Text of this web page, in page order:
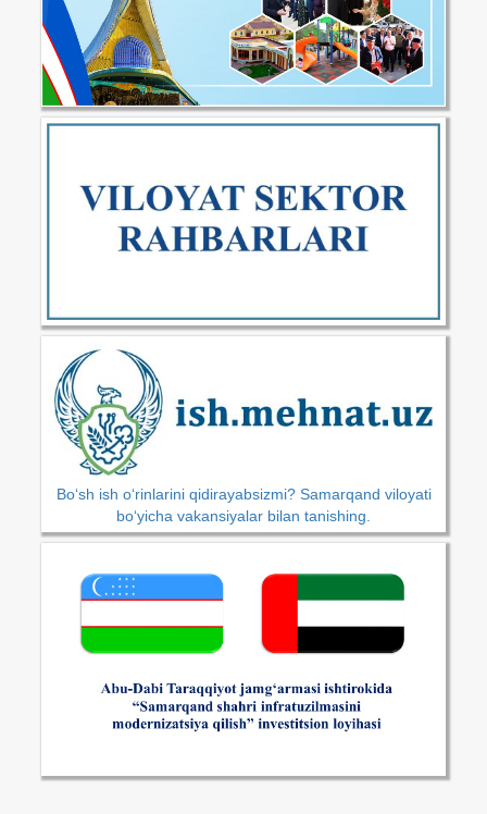
Bo‘sh ish o‘rinlarini qidirayabsizmi? Samarqand viloyati
bo‘yicha vakansiyalar bilan tanishing.